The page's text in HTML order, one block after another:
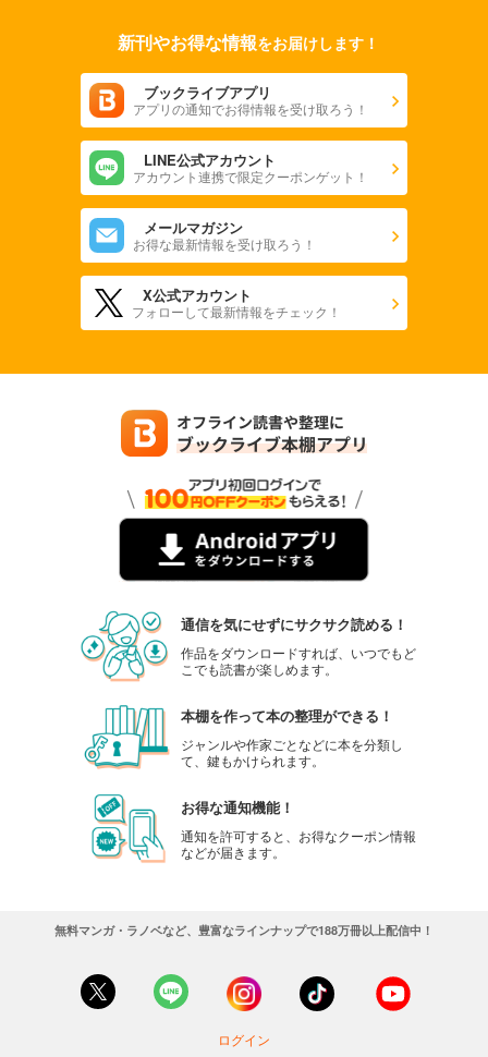
新刊やお得な情報をお届けします！
ブックライブアプリ
アプリの通知でお得情報を受け取ろう！
LINE公式アカウント
アカウント連携で限定クーポンゲット！
メールマガジン
お得な最新情報を受け取ろう！
X公式アカウント
フォローして最新情報をチェック！
通信を気にせずにサクサク読める！
作品をダウンロードすれば、いつでもど
こでも読書が楽しめます。
本棚を作って本の整理ができる！
ジャンルや作家ごとなどに本を分類し
て、鍵もかけられます。
お得な通知機能！
通知を許可すると、お得なクーポン情報
などが届きます。
無料マンガ・ラノベなど、豊富なラインナップで188万冊以上配信中！
ログイン